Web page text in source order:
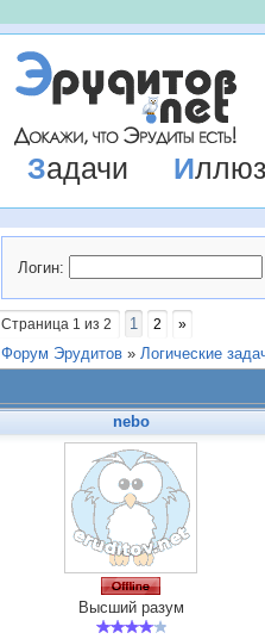
Задачи
Логин:
Страница 1 из 2 1 2 »
Форум Эрудитов » Логические
nebo
Высший разум